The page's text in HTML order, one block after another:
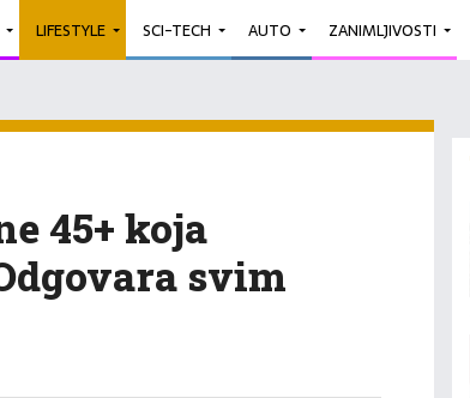
LIFESTYLE SCI-TECH AUTO ZANIMLJIVOSTI
45+ koja
svim